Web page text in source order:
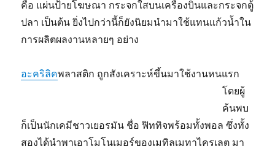
คือ แผ่นป้ายโฆษณา กระจกใสบนเครื่องบินและกระจกตู้
ปลา เป็นต้น ยิ่งไปกว่านี้ก็ยังนิยมนำมาใช้แทนแก้วน้ำใน
การผลิตผลงานหลายๆ อย่าง
อะคริลิคพลาสติก ถูกสังเคราะห์ขึ้นมาใช้งานหนแรก
โดยผู้
ค้นพบ
ก็เป็นนักเคมีชาวเยอรมัน ชื่อ ฟิททิจพร้อมทั้งพอล ซึ่งทั้ง
สองได้นำพาเอาโมโนเมอร์ของเมทิลเมทาไครเลต มา